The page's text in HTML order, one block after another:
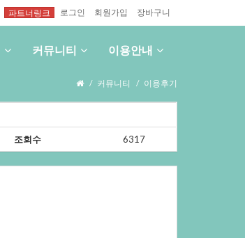
파트너링크 로그인 회원가입 장바구니
커뮤니티 이용안내
커뮤니티 이용후기
조회수 6317